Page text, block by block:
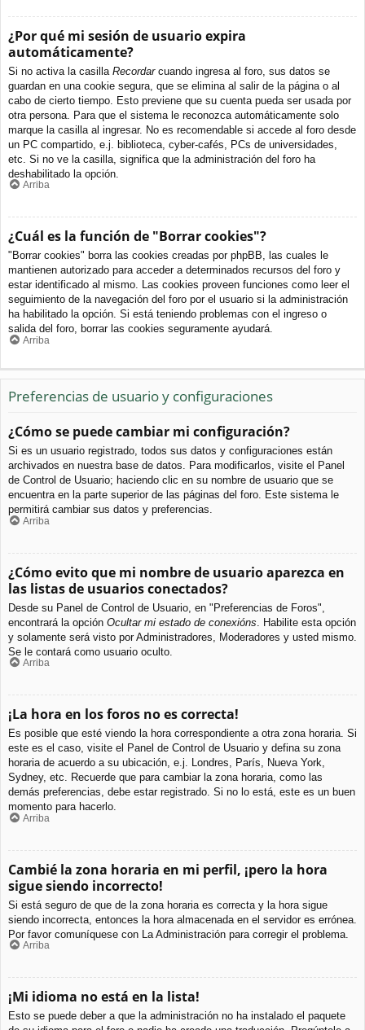
¿Por qué mi sesión de usuario expira
automáticamente?
Si no activa la casilla Recordarcuando ingresa al foro, sus datos se
guardan en una cookie segura, que se elimina al salir de la página o al
cabo de cierto tiempo. Esto previene que su cuenta pueda ser usada por
otra persona. Para que el sistema le reconozca automáticamente solo
marque la casilla al ingresar. No es recomendable si accede al foro desde
un PC compartido, e.j. biblioteca, cyber-cafés, PCs de universidades,
etc. Si no ve la casilla, significa que la administración del foro ha
deshabilitado la opción.
Arriba
¿Cuál es la función de "Borrar cookies"?
"Borrar cookies" borra las cookies creadas por phpBB, las cuales le
mantienen autorizado para acceder a determinados recursos del foro y
estar identificado al mismo. Las cookies proveen funciones como leer el
seguimiento de la navegación del foro por el usuario si la administración
ha habilitado la opción. Si está teniendo problemas con el ingreso o
salida del foro, borrar las cookies seguramente ayudará.
Arriba
Preferencias de usuario y configuraciones
¿Cómo se puede cambiar mi configuración?
Si es un usuario registrado, todos sus datos y configuraciones están
archivados en nuestra base de datos. Para modificarlos, visite el Panel
de Control de Usuario; haciendo clic en su nombre de usuario que se
encuentra en la parte superior de las páginas del foro. Este sistema le
permitirá cambiar sus datos y preferencias.
Arriba
¿Cómo evito que mi nombre de usuario aparezca en
las listas de usuarios conectados?
Desde su Panel de Control de Usuario, en "Preferencias de Foros",
encontrará la opción Ocultar mi estado de conexións . Habilite esta opción
y solamente será visto por Administradores, Moderadores y usted mismo.
Se le contará como usuario oculto.
Arriba
¡La hora en los foros no es correcta!
Es posible que esté viendo la hora correspondiente a otra zona horaria. Si
este es el caso, visite el Panel de Control de Usuario y defina su zona
horaria de acuerdo a su ubicación, e.j. Londres, París, Nueva York,
Sydney, etc. Recuerde que para cambiar la zona horaria, como las
demás preferencias, debe estar registrado. Si no lo está, este es un buen
momento para hacerlo.
Arriba
Cambié la zona horaria en mi perfil, ¡pero la hora
sigue siendo incorrecto!
Si está seguro de que de la zona horaria es correcta y la hora sigue
siendo incorrecta, entonces la hora almacenada en el servidor es errónea.
Por favor comuníquese con La Administración para corregir el problema.
Arriba
¡Mi idioma no está en la lista!
Esto se puede deber a que la administración no ha instalado el paquete